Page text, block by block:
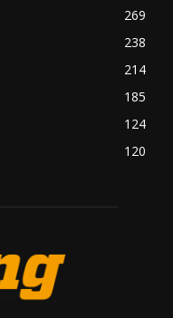
269
238
214
185
124
120